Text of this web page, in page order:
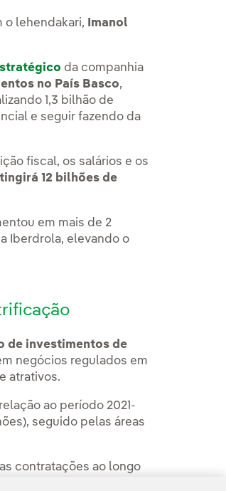
o lehendakari,
Imanol
da companhia
no País Basco,
1,3 bilhão de
e seguir fazendo da
fiscal, os salários e os
12 bilhões de
em mais de 2
Iberdrola, elevando o
de investimentos de
negócios regulados em
atrativos.
ao período 2021-
seguido pelas áreas
contratações ao longo